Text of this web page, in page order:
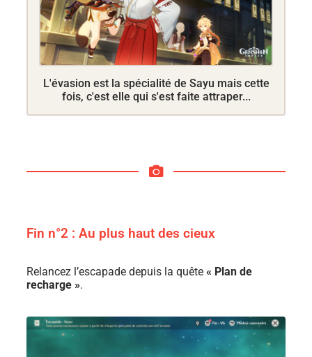
L'évasion est la spécialité de Sayu mais cette
fois, c'est elle qui s'est faite attraper...
Fin n°2 : Au plus haut des cieux
Relancez l’escapade depuis la quête « Plan de
recharge ».